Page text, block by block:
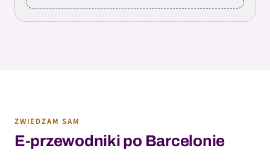
ZWIEDZAM SAM
E-przewodniki po Barcelonie